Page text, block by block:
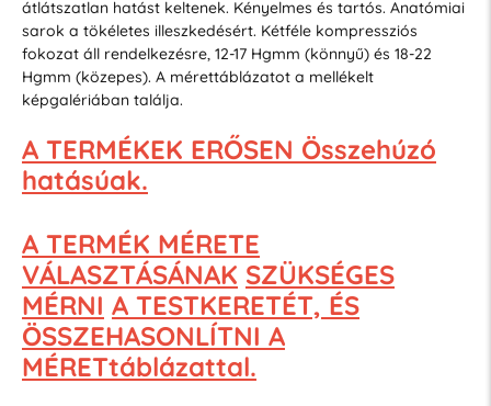
átlátszatlan hatást keltenek. Kényelmes és tartós. Anatómiai
sarok a tökéletes illeszkedésért. Kétféle kompressziós
fokozat áll rendelkezésre, 12-17 Hgmm (könnyű) és 18-22
Hgmm (közepes). A mérettáblázatot a mellékelt
képgalériában találja.
A TERMÉKEK ERŐSEN Összehúzó
hatásúak.
A TERMÉK MÉRETE
VÁLASZTÁSÁNAK SZÜKSÉGES
MÉRNI A TESTKERETÉT, ÉS
ÖSSZEHASONLÍTNI A
MÉRETtáblázattal.